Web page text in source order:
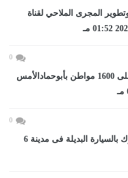
المجرى الملاحي لقناة
0
صحة الشرقية توقع الكشف على 1600 مواطن بأبوحمادالأمس
0
بدء تلقى طلبات إحلال التوكتوك بالسيارة البديلة فى مدينة 6